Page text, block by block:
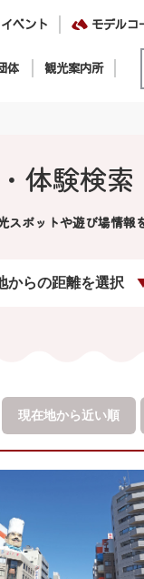
ベント モデルコ
体 観光案内所
体験検索
ポットや遊び場情報
からの距離を選択
現在地から近い順